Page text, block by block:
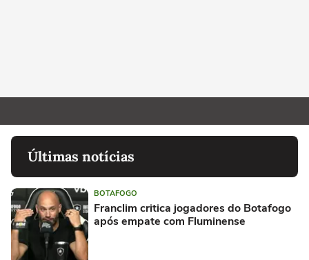
Últimas notícias
BOTAFOGO
Franclim critica jogadores do Botafogo
após empate com Fluminense